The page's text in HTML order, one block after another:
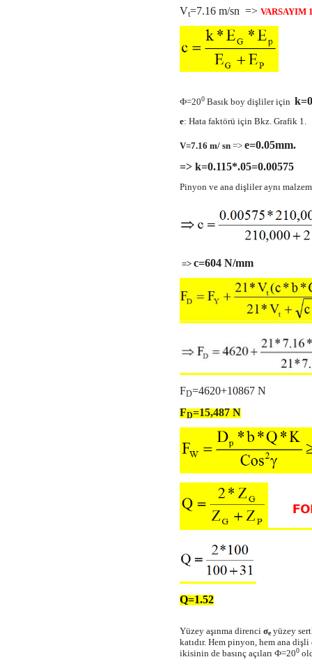
Vt=7.16 m/sn => VARSAYIM
Ф=200 Basık boy dişliler için
e: Hata faktörü için Bkz. Grafik 1.
V=7.16 m/ sn => e=0.05mm.
=> k=0.115*.05=0.00575
Pinyon ve ana dişliler aynı
=> c=604 N/mm
FD=4620+10867 N
FD=15,487 N
Q=1.52
Yüzey aşınma direnci σeyüzey
katıdır. Hem pinyon, hem ana
ikisinin de basınç açıları Ф=200